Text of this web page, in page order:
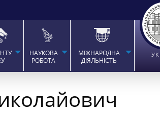
НАУКОВА
РОБОТА
МІЖНАРОДНА
ДІЯЛЬНІСТЬ